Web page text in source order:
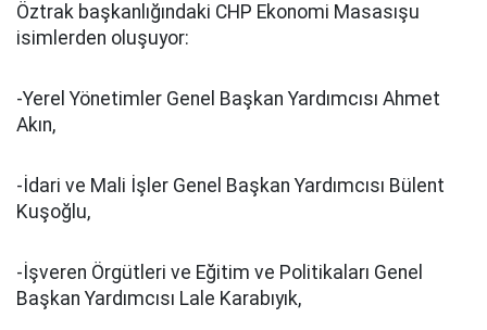
Öztrak başkanlığındaki CHP Ekonomi Masasışu
isimlerden oluşuyor:
-Yerel Yönetimler Genel Başkan Yardımcısı Ahmet
Akın,
-İdari ve Mali İşler Genel Başkan Yardımcısı Bülent
Kuşoğlu,
-İşveren Örgütleri ve Eğitim ve Politikaları Genel
Başkan Yardımcısı Lale Karabıyık,